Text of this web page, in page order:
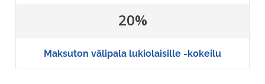
Maksuton välipala lukiolaisille -kokeilu
20%